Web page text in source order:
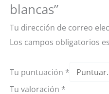
blancas”
Tu dirección de correo
Los campos obligatorios
Tu puntuación *
Tu valoración *